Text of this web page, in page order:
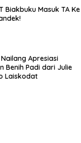
Biakbuku Masuk TA Ke
Apresiasi
Benih Padi dari Julie
Laiskodat